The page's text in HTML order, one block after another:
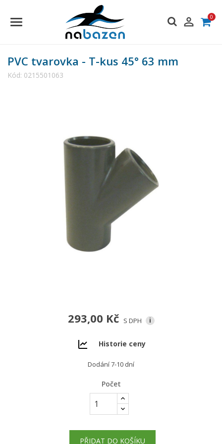
 0
PVC tvarovka - T-kus 45° 63 mm
Kód: 0215501063
293,00 Kč S DPH i
Historie ceny
Dodání 7-10 dní
Počet
PŘIDAT DO KOŠÍKU